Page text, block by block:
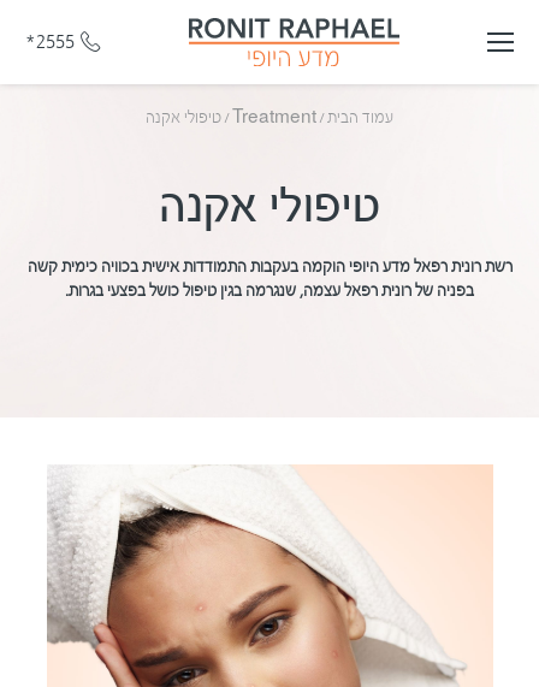
*2555
עמוד הבית /
Treatment
/ טיפולי אקנה
טיפולי אקנה
רשת רונית רפאל מדע היופי הוקמה בעקבות התמודדות אישית בכוויה כימית קשה
בפניה של רונית רפאל עצמה, שנגרמה בגין טיפול כושל בפצעי בגרות.